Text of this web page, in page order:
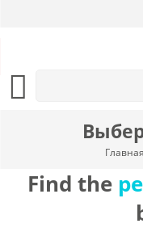
Главная
Find the